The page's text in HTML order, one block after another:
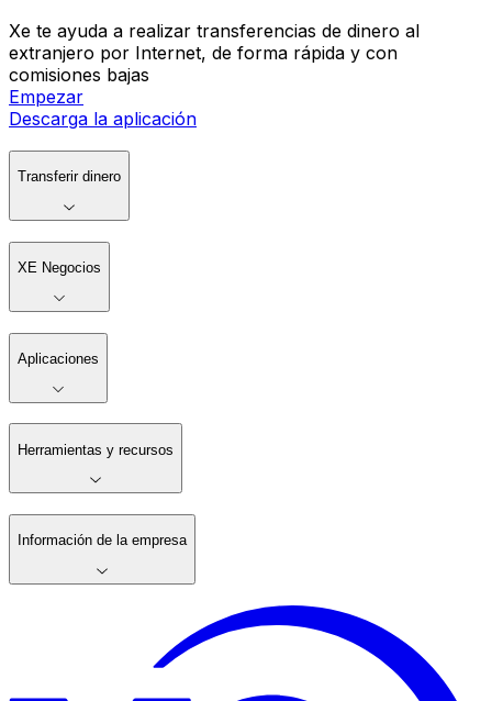
Xe te ayuda a realizar transferencias de dinero al
extranjero por Internet, de forma rápida y con
comisiones bajas
Empezar
Descarga la aplicación
Transferir dinero
XE Negocios
Aplicaciones
Herramientas y recursos
Información de la empresa